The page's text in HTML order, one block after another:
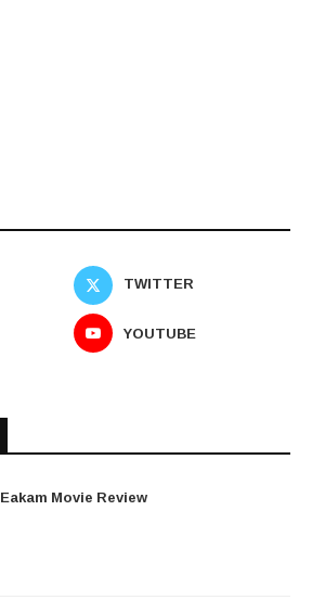
TWITTER
YOUTUBE
Eakam Movie Review